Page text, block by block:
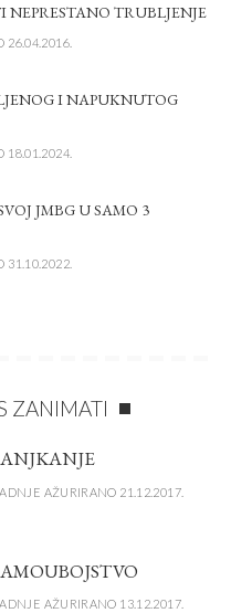
NEPRESTANO TRUBLJENJE
26.04.2016.
I NAPUKNUTOG
18.01.2024.
JMBG U SAMO 3
31.10.2022.
ZANIMATI
AŽURIRANO 21.12.2017.
AŽURIRANO 13.12.2017.